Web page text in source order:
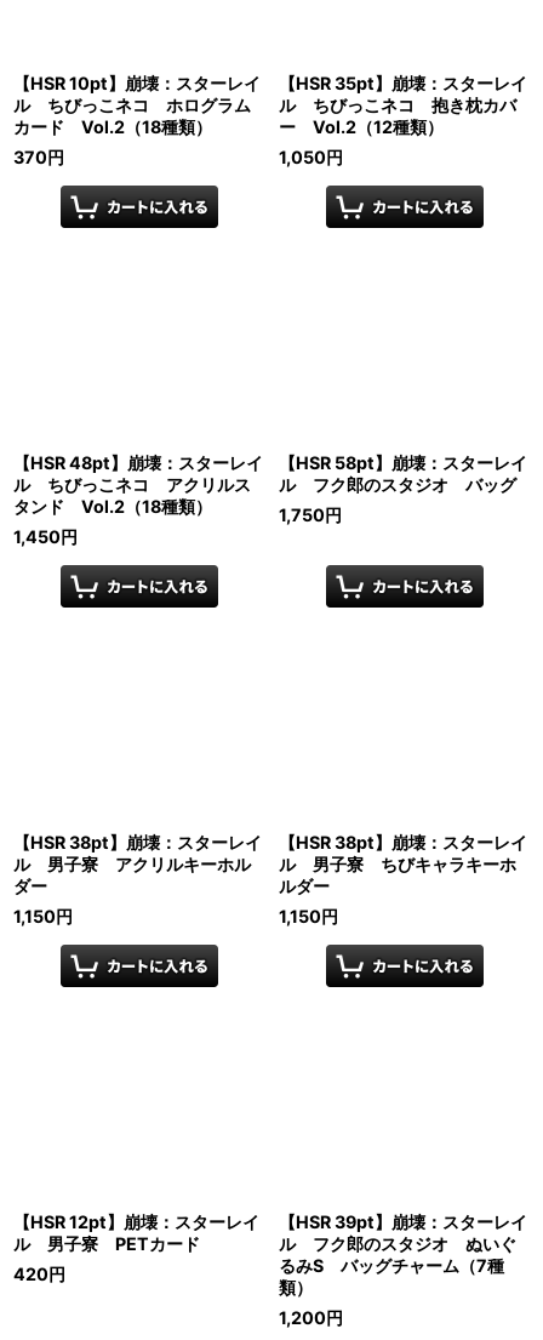
【HSR 10pt】崩壊：スターレイ
ル ちびっこネコ ホログラム
カード Vol.2（18種類）
370円
【HSR 35pt】崩壊：スターレイ
ル ちびっこネコ 抱き枕カバ
ー Vol.2（12種類）
1,050円
【HSR 48pt】崩壊：スターレイ
ル ちびっこネコ アクリルス
タンド Vol.2（18種類）
1,450円
【HSR 58pt】崩壊：スターレイ
ル フク郎のスタジオ バッグ
1,750円
【HSR 38pt】崩壊：スターレイ
ル 男子寮 アクリルキーホル
ダー
1,150円
【HSR 38pt】崩壊：スターレイ
ル 男子寮 ちびキャラキーホ
ルダー
1,150円
【HSR 12pt】崩壊：スターレイ
ル 男子寮 PETカード
420円
【HSR 39pt】崩壊：スターレイ
ル フク郎のスタジオ ぬいぐ
るみS バッグチャーム（7種
類）
1,200円